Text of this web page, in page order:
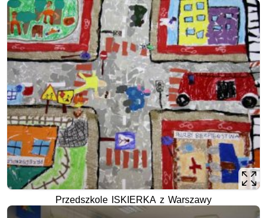
Przedszkole ISKIERKA z Warszawy